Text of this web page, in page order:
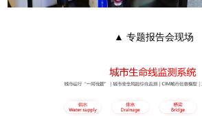
▲ 专题报告会现场